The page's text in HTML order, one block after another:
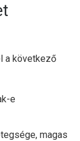
a következő
e
magas